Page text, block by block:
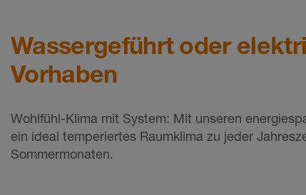
Wassergeführt oder
Vorhaben
Wohlfühl-Klima mit System: Mit unseren
ein ideal temperiertes Raumklima zu jeder
Sommermonaten.